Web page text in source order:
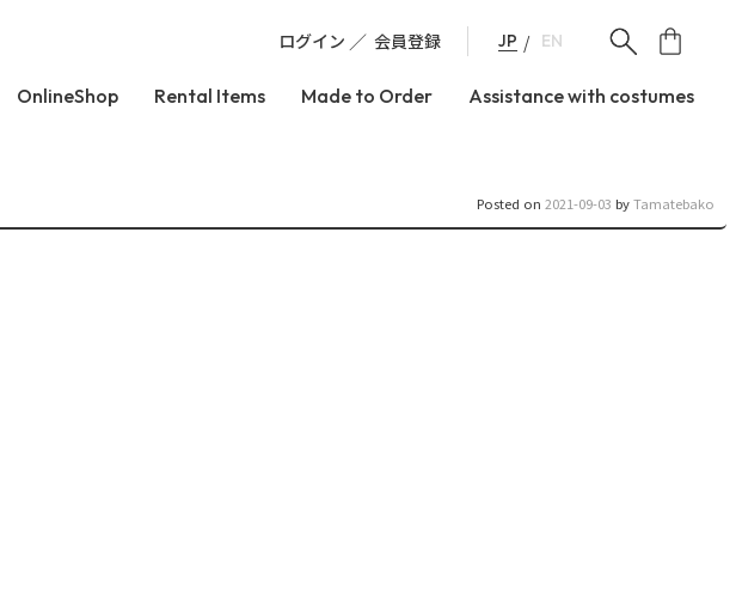
ログイン 会員登録 JP EN
OnlineShop Rental Items Made to Order Assistance with costumes
Posted on 2021-09-03 byTamatebako